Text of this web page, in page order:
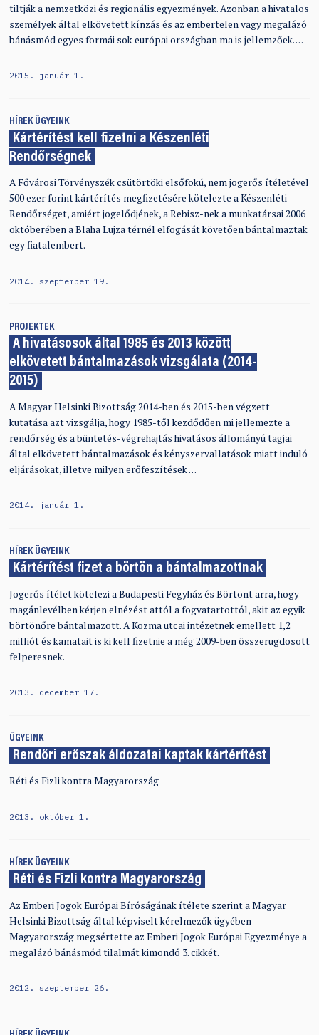
tiltják a nemzetközi és regionális egyezmények. Azonban a hivatalos
személyek által elkövetett kínzás és az embertelen vagy megalázó
bánásmód egyes formái sok európai országban ma is jellemzőek. …
2015. január 1.
HÍREK ÜGYEINK
Kártérítést kell fizetni a Készenléti
Rendőrségnek
A Fővárosi Törvényszék csütörtöki elsőfokú, nem jogerős ítéletével
500 ezer forint kártérítés megfizetésére kötelezte a Készenléti
Rendőrséget, amiért jogelődjének, a Rebisz-nek a munkatársai 2006
októberében a Blaha Lujza térnél elfogását követően bántalmaztak
egy fiatalembert.
2014. szeptember 19.
PROJEKTEK
A hivatásosok által 1985 és 2013 között
elkövetett bántalmazások vizsgálata (2014-
2015)
A Magyar Helsinki Bizottság 2014-ben és 2015-ben végzett
kutatása azt vizsgálja, hogy 1985-től kezdődően mi jellemezte a
rendőrség és a büntetés-végrehajtás hivatásos állományú tagjai
által elkövetett bántalmazások és kényszervallatások miatt induló
eljárásokat, illetve milyen erőfeszítések …
2014. január 1.
HÍREK ÜGYEINK
Kártérítést fizet a börtön a bántalmazottnak
Jogerős ítélet kötelezi a Budapesti Fegyház és Börtönt arra, hogy
magánlevélben kérjen elnézést attól a fogvatartottól, akit az egyik
börtönőre bántalmazott. A Kozma utcai intézetnek emellett 1,2
milliót és kamatait is ki kell fizetnie a még 2009-ben összerugdosott
felperesnek.
2013. december 17.
ÜGYEINK
Rendőri erőszak áldozatai kaptak kártérítést
Réti és Fizli kontra Magyarország
2013. október 1.
HÍREK ÜGYEINK
Réti és Fizli kontra Magyarország
Az Emberi Jogok Európai Bíróságának ítélete szerint a Magyar
Helsinki Bizottság által képviselt kérelmezők ügyében
Magyarország megsértette az Emberi Jogok Európai Egyezménye a
megalázó bánásmód tilalmát kimondó 3. cikkét.
2012. szeptember 26.